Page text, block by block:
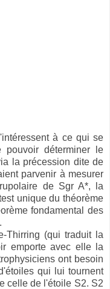
à ce qui se
déterminer le
la précession dite de
parvenir à mesurer
de Sgr A*, la
unique du théorème
fondamental des
Thirring (qui traduit la
emporte avec elle la
ont besoin
qui lui tournent
celle de l'étoile S2. S2